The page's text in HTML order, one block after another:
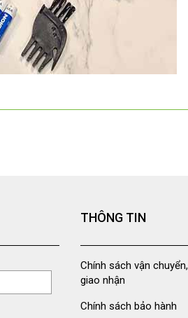
THÔNG TIN
Chính sách vận chuyển,
giao nhận
Chính sách bảo hành